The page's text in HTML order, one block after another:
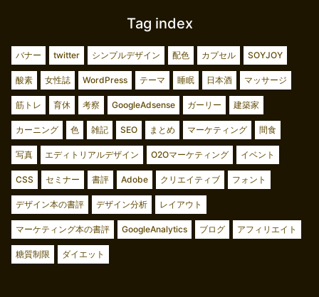
Tag index
バナー twitter シンプルデザイン 配色 カプセル SOYJOY
酸素 女性誌 WordPress テーマ 睡眠 日本酒 マッサージ
筋トレ 育休 考察 GoogleAdsense ガーリー 建築家
カーニング 色 雑記 SEO まとめ マーケティング 間食
写真 エディトリアルデザイン O2Oマーケティング イベント
CSS セミナー 書評 Adobe クリエイティブ フォント
デザイン本の書評 デザイン分析 レイアウト
マーケティング本の書評 GoogleAnalytics ブログ アフィリエイト
糖質制限 ダイエット